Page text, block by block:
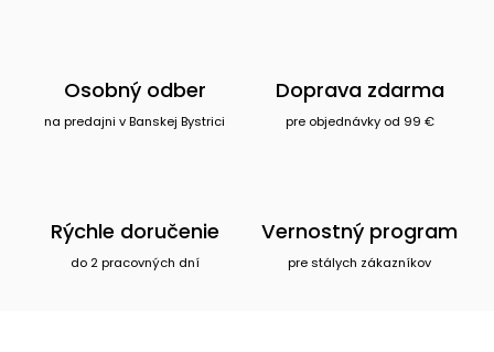
Osobný odber
na predajni v Banskej Bystrici
Doprava zdarma
pre objednávky od 99 €
Rýchle doručenie
do 2 pracovných dní
Vernostný program
pre stálych zákazníkov